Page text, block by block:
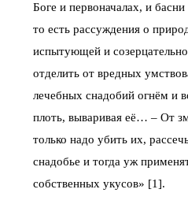
Боге и первоначалах, и
то есть рассуждения о
испытующей и
отделить от вредных
лечебных снадобий огнём и
плоть, вываривая её… – От
только надо убить их,
снадобье и тогда уж
собственных укусов» [1].